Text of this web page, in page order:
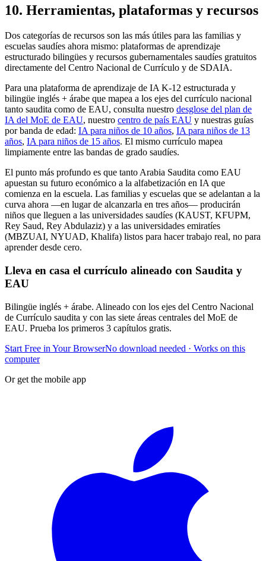
10. Herramientas, plataformas y recursos
Dos categorías de recursos son las más útiles para las familias y
escuelas saudíes ahora mismo: plataformas de aprendizaje
estructurado bilingües y recursos gubernamentales saudíes gratuitos
directamente del Centro Nacional de Currículo y de SDAIA.
Para una plataforma de aprendizaje de IA K-12 estructurada y
bilingüe inglés + árabe que mapea a los ejes del currículo nacional
tanto saudita como de EAU, consulta nuestro desglose del plan de
IA del MoE de EAU, nuestro centro de país EAU y nuestras guías
por banda de edad: IA para niños de 10 años, IA para niños de 13
años, IA para niños de 15 años. El mismo currículo mapea
limpiamente entre las bandas de grado saudíes.
El punto más profundo es que tanto Arabia Saudita como EAU
apuestan su futuro económico a la alfabetización en IA que
comienza en la escuela. Las familias y escuelas que se adelantan a la
curva ahora —en lugar de alcanzarla en tres años— producirán
niños que lleguen a las universidades saudíes (KAUST, KFUPM,
Rey Saud, Rey Abdulaziz) y a las universidades emiratíes
(MBZUAI, NYUAD, Khalifa) listos para hacer trabajo real, no para
aprender desde cero.
Lleva en casa el currículo alineado con Saudita y
EAU
Bilingüe inglés + árabe. Alineado con los ejes del Centro Nacional
de Currículo saudita y con las siete áreas centrales del MoE de
EAU. Prueba los primeros 3 capítulos gratis.
Start Free in Your BrowserNo download needed · Works on this
computer
Or get the mobile app